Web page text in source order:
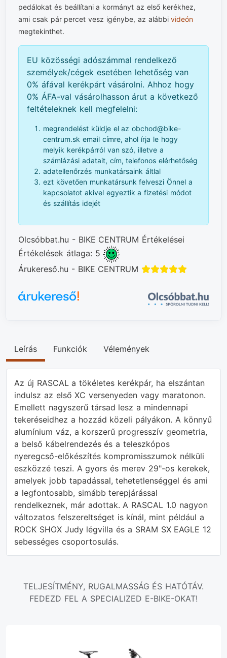
pedálokat és beállítani a kormányt az első kerékhez,
ami csak pár percet vesz igénybe, az alábbivideón
megtekinthet.
EU közösségi adószámmal rendelkező
személyek/cégek esetében lehetőség van
0% áfával kerékpárt vásárolni. Ahhoz hogy
0% ÁFA-val vásárolhasson árut a következő
feltételeknek kell megfelelni:
megrendelést küldje el az obchod@bike-
centrum.sk email címre, ahol írja le hogy
melyik kerékpárról van szó, illetve a
számlázási adatait, cím, telefonos elérhetőség
adatellenőrzés munkatársaink áltlal
ezt követően munkatársunk felveszi Önnel a
kapcsolatot akivel egyeztik a fizetési módot
és szállítás idejét
Olcsóbbat.hu - BIKE CENTRUM Értékelései
Értékelések átlaga: 5
Árukereső.hu - BIKE CENTRUM
Leírás Funkciók Vélemények
Az új RASCAL a tökéletes kerékpár, ha elszántan
indulsz az első XC versenyeden vagy maratonon.
Emellett nagyszerű társad lesz a mindennapi
tekeréseidhez a hozzád közeli pályákon. A könnyű
alumínium váz, a korszerű progresszív geometria,
a belső kábelrendezés és a teleszkópos
nyeregcső-előkészítés kompromisszumok nélküli
eszközzé teszi. A gyors és merev 29"-os kerekek,
amelyek jobb tapadással, tehetetlenséggel és ami
a legfontosabb, simább terepjárással
rendelkeznek, már adottak. A RASCAL 1.0 nagyon
változatos felszereltséget is kínál, mint például a
ROCK SHOX Judy légvilla és a SRAM SX EAGLE 12
sebességes csoportosulás.
TELJESÍTMÉNY, RUGALMASSÁG ÉS HATÓTÁV.
FEDEZD FEL A SPECIALIZED E-BIKE-OKAT!